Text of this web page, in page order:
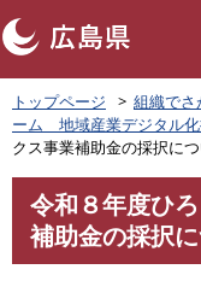
ペ
ー
ジ
の
す
トップページ 組織でさ
ーム 地域産業デジタル化
クス事業補助金の採択に
令和８年度ひ
補助金の採択